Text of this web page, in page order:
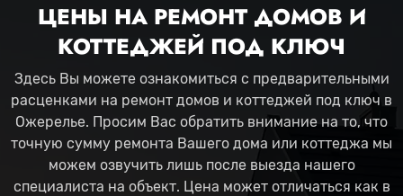
ЦЕНЫ НА РЕМОНТ ДОМОВ И
КОТТЕДЖЕЙ ПОД КЛЮЧ
Здесь Вы можете ознакомиться с предварительными
расценками на ремонт домов и коттеджей под ключ в
Ожерелье. Просим Вас обратить внимание на то, что
точную сумму ремонта Вашего дома или коттеджа мы
можем озвучить лишь после выезда нашего
специалиста на объект. Цена может отличаться как в